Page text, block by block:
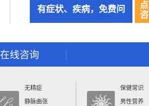
有症状、疾病，免费问
在线咨询
无精症
静脉曲张
保健常识
男性营养